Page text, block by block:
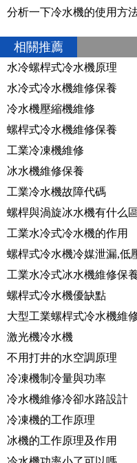
分析一下冷水機的使用方
相關推薦
水冷螺桿式冷水機原理
水冷式冷水機維修保養
冷水機壓縮機維修
螺桿式冷水機維修保養
工業冷凍機維修
冰水機維修保養
工業冷水機故障代碼
螺桿與渦旋冰水機有什么
工業水冷式冷水機的作用
螺桿式冷水機冷媒泄漏,低
工業水冷式冰水機維修保
螺桿式冷水機優缺點
大型工業螺桿式冷水機維
激光機冷水機
不用打井的水空調原理
冷凍機制冷量與功率
冷水機維修冷卻水路設計
冷凍機的工作原理
冰機的工作原理及作用